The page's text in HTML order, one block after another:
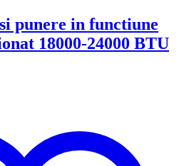
punere in functiune
18000-24000 BTU